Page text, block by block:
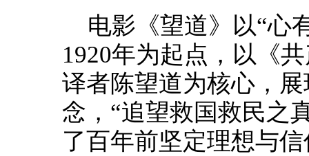
电影《望道》以“心
1920年为起点，以《
译者陈望道为核心，
念，“追望救国救民之
了百年前坚定理想与